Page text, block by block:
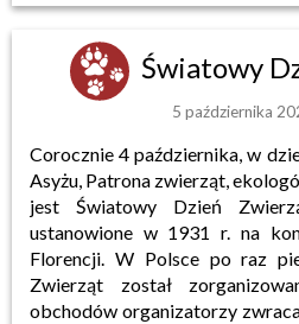
Światowy
5 października
Corocznie 4 października, w
Asyżu, Patrona zwierząt,
jest Światowy Dzień
ustanowione w 1931 r. na
Florencji. W Polsce po raz
Zwierząt został
obchodów organizatorzy